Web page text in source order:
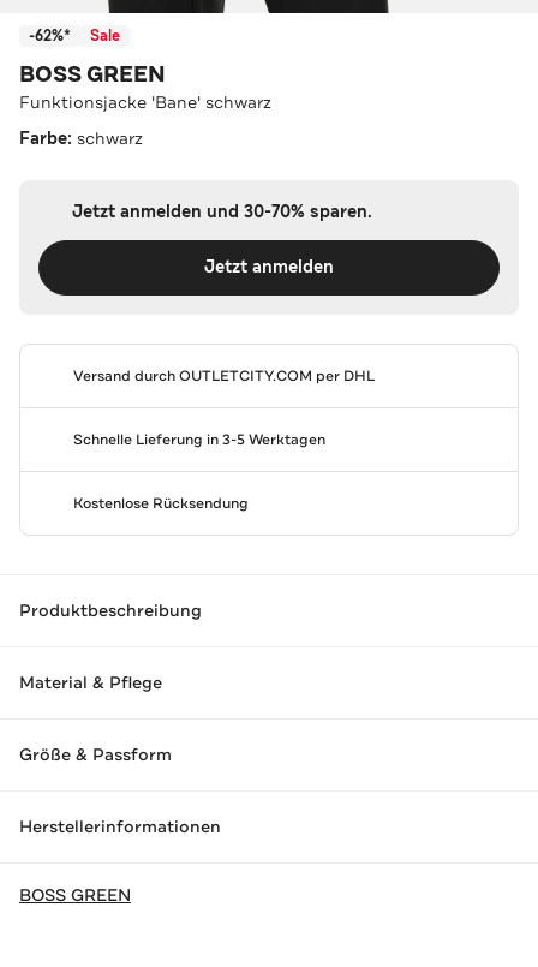
-62%* Sale
BOSS GREEN
Funktionsjacke 'Bane' schwarz
Farbe: schwarz
Jetzt anmelden und 30-70% sparen.
Jetzt anmelden
Versand durchOUTLETCITY.COM per DHL
Schnelle Lieferung in 3-5 Werktagen
Kostenlose Rücksendung
Produktbeschreibung
Material & Pflege
Größe & Passform
Herstellerinformationen
BOSS GREEN